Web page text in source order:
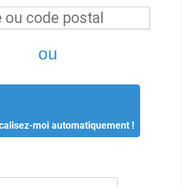
ou
moi automatiquement !